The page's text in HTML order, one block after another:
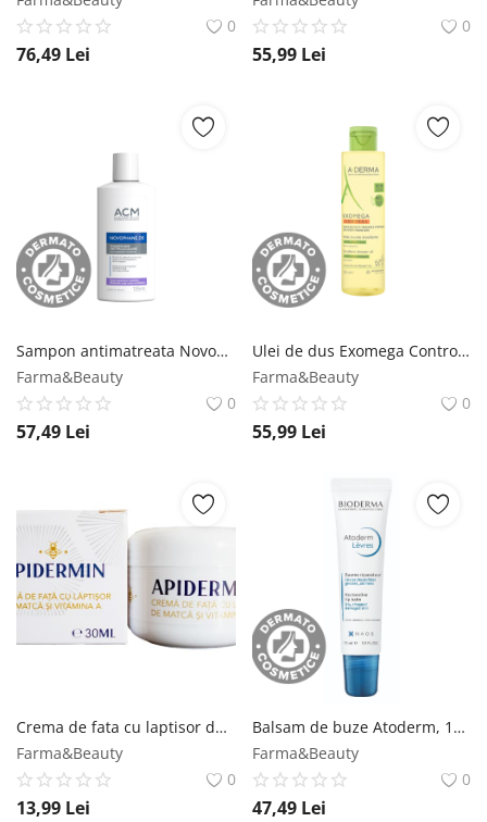
0
76,49 Lei
0
55,99 Lei
Sampon antimatreata Novophane DS, 125ml, ACM ACM
Farma&Beauty
0
57,49 Lei
Ulei de dus Exomega Control, 200ml, A-Derma A-derma
Farma&Beauty
0
55,99 Lei
Crema de fata cu laptisor de matca si vitamina A, 30ml, Apidermin Apidermin
Farma&Beauty
0
13,99 Lei
Balsam de buze Atoderm, 15ml, Bioderma Bioderma
Farma&Beauty
0
47,49 Lei